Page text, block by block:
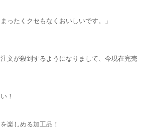
ったくクセもなくおいしいです。」
注文が殺到するようになりまして、今現在完売
！
楽しめる加工品！